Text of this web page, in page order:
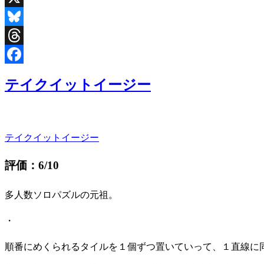
X
Bluesky
Threads
テイクイットイージー
テイクイットイージー
評価：6/10
多人数ソロパズルの元祖。
・
順番にめくられるタイルを１個ずつ置いていって、１直線に